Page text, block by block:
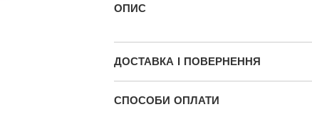
ОПИС
ДОСТАВКА І ПОВЕРНЕННЯ
СПОСОБИ ОПЛАТИ